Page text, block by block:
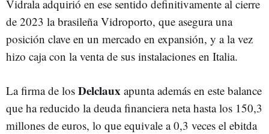
Vidrala adquirió en ese sentido definitivamente al cierre
de 2023 la brasileña Vidroporto, que asegura una
posición clave en un mercado en expansión, y a la vez
hizo caja con la venta de sus instalaciones en Italia.
La firma de los Delclaux apunta además en este balance
que ha reducido la deuda financiera neta hasta los 150,3
millones de euros, lo que equivale a 0,3 veces el ebitda